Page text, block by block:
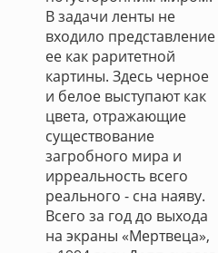
В задачи ленты не
входило представление
ее как раритетной
картины. Здесь черное
и белое выступают как
цвета, отражающие
существование
загробного мира и
ирреальность всего
реального - сна наяву.
Всего за год до выхода
на экраны «Мертвеца»,